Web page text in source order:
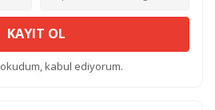
KAYIT OL
, okudum, kabul ediyorum.